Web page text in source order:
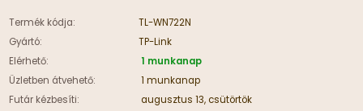
Termék kódja:
TL-WN722N
Gyártó:
TP-Link
Elérhető:
1 munkanap
Üzletben átvehető:
1 munkanap
Futár kézbesíti:
augusztus 13, csütörtök